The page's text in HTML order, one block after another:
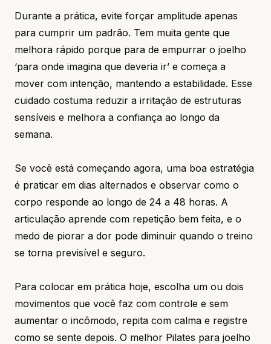
Durante a prática, evite forçar amplitude apenas
para cumprir um padrão. Tem muita gente que
melhora rápido porque para de empurrar o joelho
‘para onde imagina que deveria ir’ e começa a
mover com intenção, mantendo a estabilidade. Esse
cuidado costuma reduzir a irritação de estruturas
sensíveis e melhora a confiança ao longo da
semana.
Se você está começando agora, uma boa estratégia
é praticar em dias alternados e observar como o
corpo responde ao longo de 24 a 48 horas. A
articulação aprende com repetição bem feita, e o
medo de piorar a dor pode diminuir quando o treino
se torna previsível e seguro.
Para colocar em prática hoje, escolha um ou dois
movimentos que você faz com controle e sem
aumentar o incômodo, repita com calma e registre
como se sente depois. O melhor Pilates para joelho